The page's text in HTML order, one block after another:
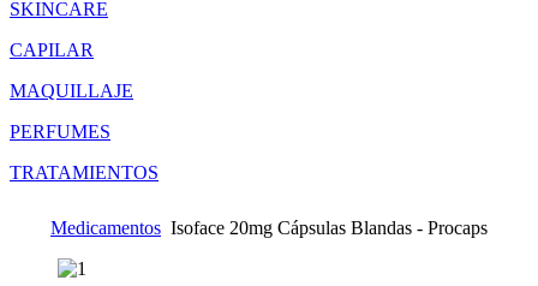
SKINCARE
CAPILAR
MAQUILLAJE
PERFUMES
TRATAMIENTOS
Medicamentos Isoface 20mg Cápsulas Blandas - Procaps